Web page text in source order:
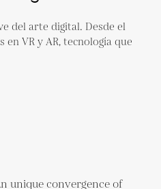
del arte digital. Desde el
VR y AR, tecnología que